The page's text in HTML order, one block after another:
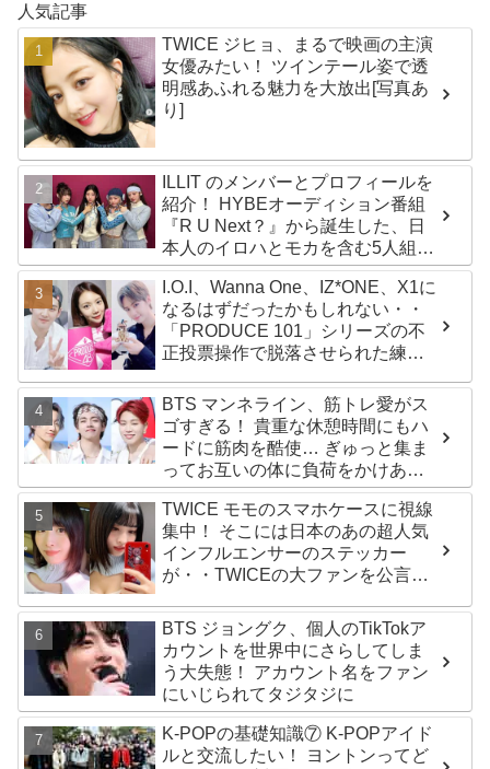
人気記事
TWICE ジヒョ、まるで映画の主演
女優みたい！ ツインテール姿で透
明感あふれる魅力を大放出[写真あ
り]
ILLIT のメンバーとプロフィールを
紹介！ HYBEオーディション番組
『R U Next？』から誕生した、日
本人のイロハとモカを含む5人組ガ
ールズグループ！ デビュー曲
「Magnetic」がいきなりの大ヒッ
ト
I.O.I、Wanna One、IZ*ONE、X1に
なるはずだったかもしれない・・
「PRODUCE 101」シリーズの不
正投票操作で脱落させられた練習
BTS マンネライン、筋トレ愛がス
ゴすぎる！ 貴重な休憩時間にもハ
ードに筋肉を酷使… ぎゅっと集ま
ってお互いの体に負荷をかけあう
３人のトレーニング風景がかわい
すぎるとファンくぎづけ
TWICE モモのスマホケースに視線
集中！ そこには日本のあの超人気
インフルエンサーのステッカー
が・・TWICEの大ファンを公言す
「成功したファン」だと話題沸騰
BTS ジョングク、個人のTikTokア
カウントを世界中にさらしてしま
う大失態！ アカウント名をファン
にいじられてタジタジに
K-POPの基礎知識⑦ K-POPアイド
ルと交流したい！ ヨントンってど